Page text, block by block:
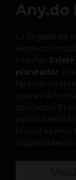
Any.do
La llegada de
viene con
interfaz.
planeador .
fácilmente
que es la
aplicación. El
particularidad
lo cual es muy
organizadas